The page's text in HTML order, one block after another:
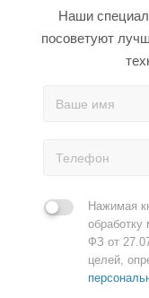
Наши
посоветуют
Нажимая
ФЗ от
целей,